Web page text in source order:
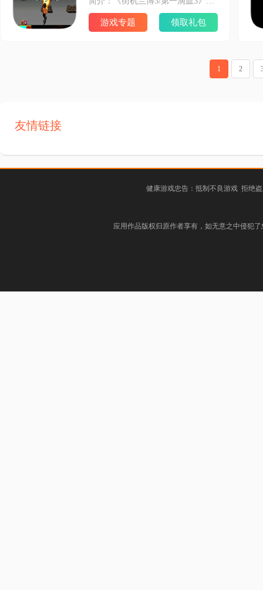
游戏专题 领取礼包
1 2
友情链接
健康游戏忠告：抵制不良游戏 拒绝
应用作品版权归原作者享有，如无意之中侵犯